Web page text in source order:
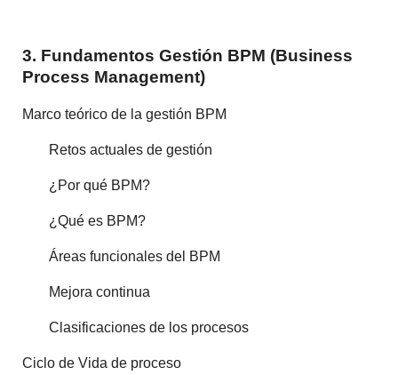
3. Fundamentos Gestión BPM (Business
Process Management)
Marco teórico de la gestión BPM
Retos actuales de gestión
¿Por qué BPM?
¿Qué es BPM?
Áreas funcionales del BPM
Mejora continua
Clasificaciones de los procesos
Ciclo de Vida de proceso